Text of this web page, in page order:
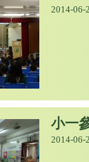
2014-06-
小一
2014-06-